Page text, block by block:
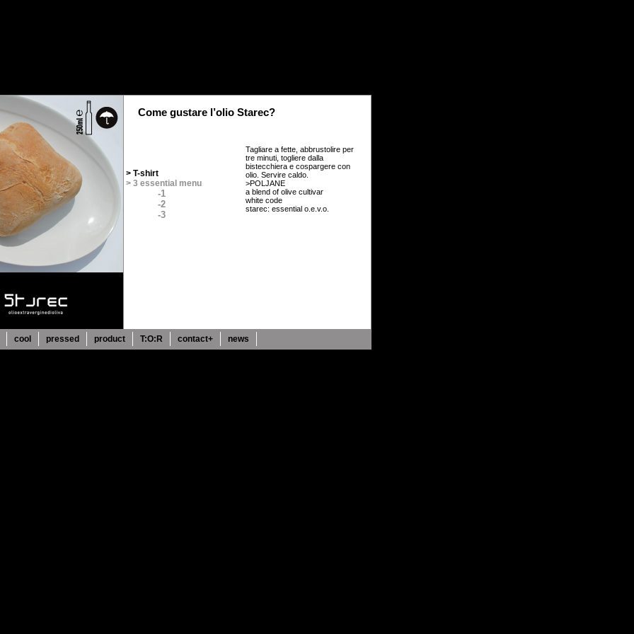
> T-shirt
> 3 essential menu
-1
-2
-3
Come gustare l’olio Starec?
Tagliare a fette, abbrustolire per
tre minuti, togliere dalla
bistecchiera e cospargere con
olio. Servire caldo.
>POLJANE
a blend of olive cultivar
white code
starec: essential o.e.v.o.
cool pressed product T:O:R contact+ news